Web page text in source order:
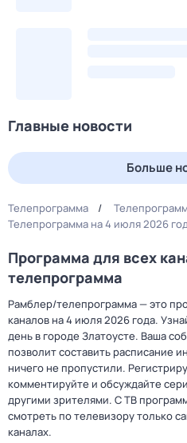
Главные новости
Больше
Телепрограмма
Телепрограмма на 4 июля 2026
Программа для всех
телепрограмма
Рамблер/телепрограмма — это
каналов на 4 июля 2026 года.
день в городе Златоусте. Ваша
позволит составить расписание
ничего не пропустили.
комментируйте и обсуждайте
другими зрителями. С ТВ
смотреть по телевизору только
каналах.